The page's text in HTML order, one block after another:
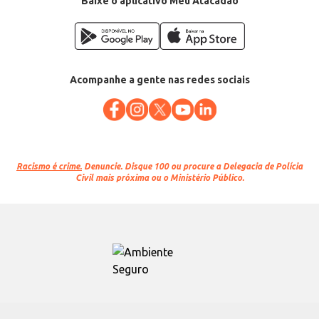
Acompanhe a gente nas redes sociais
Racismo é crime. Denuncie. Disque 100 ou procure a Delegacia de Polícia
Civil mais próxima ou o Ministério Público.